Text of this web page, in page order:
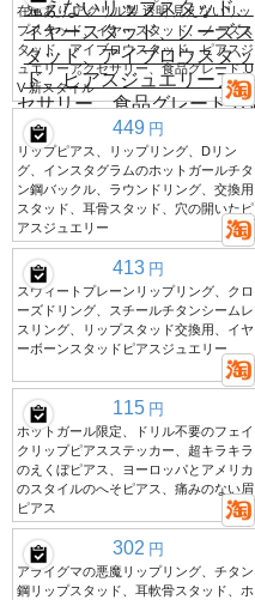
在庫あり アクリル製 透明 見えないリッ
プスタッド、イヤースタッド、ノーズス
タッド、アイブロウスタッド、ピアスジ
ュエリーアクセサリー、食品グレード U
V 新スタイル
449 円
リップピアス、リップリング、Dリン
グ、インスタグラムのホットガールチタ
ン鋼バックル、ラウンドリング、交換用
スタッド、耳骨スタッド、穴の開いたピ
アスジュエリー
413 円
スウィートプレーンリップリング、クロ
ーズドリング、スチールチタンシームレ
スリング、リップスタッド交換用、イヤ
ーボーンスタッドピアスジュエリー
115 円
ホットガール限定、ドリル不要のフェイ
クリップピアスステッカー、超キラキラ
のえくぼピアス、ヨーロッパとアメリカ
のスタイルのへそピアス、痛みのない眉
ピアス
302 円
アライグマの悪魔リップリング、チタン
鋼リップスタッド、耳軟骨スタッド、ホ